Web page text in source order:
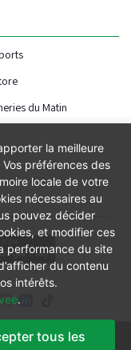
du Matin
générales
la meilleure
préférences des
locale de votre
nécessaires au
pouvez décider
et modifier ces
performance du site
du contenu
intérêts.
.
tous les